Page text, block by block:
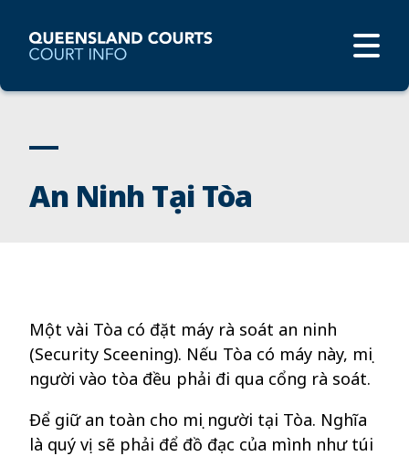
An Ninh Tại Tòa
Một vài Tòa có đặt máy rà soát an ninh
(Security Sceening). Nếu Tòa có máy này, mọi
người vào tòa đều phải đi qua cổng rà soát.
Để giữ an toàn cho mọi người tại Tòa. Nghĩa
là quý vị sẽ phải để đồ đạc của mình như túi